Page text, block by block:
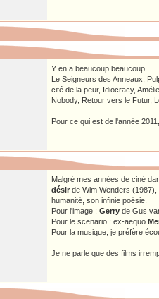
Y en a beaucoup beaucoup...
Le Seigneurs des Anneaux,
cité de la peur, Idiocracy,
Nobody, Retour vers le Futur,
Pour ce qui est de l'année
Malgré mes années de ciné
désir de Wim Wenders
humanité, son infinie poésie.
Pour l'image : Gerry de Gus
Pour le scenario : ex-aequo
Pour la musique, je préfère
Je ne parle que des films